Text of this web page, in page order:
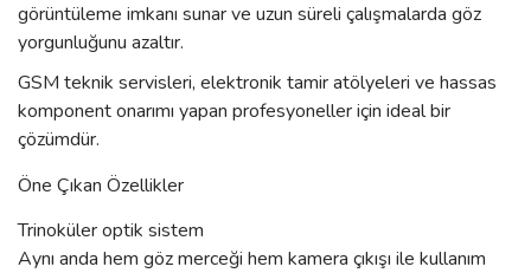
görüntüleme imkanı sunar ve uzun süreli çalışmalarda göz
yorgunluğunu azaltır.
GSM teknik servisleri, elektronik tamir atölyeleri ve hassas
komponent onarımı yapan profesyoneller için ideal bir
çözümdür.
Öne Çıkan Özellikler
Trinoküler optik sistem
Aynı anda hem göz merceği hem kamera çıkışı ile kullanım